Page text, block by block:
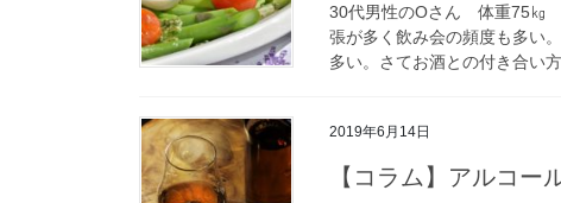
30代男性のOさん 体重75㎏
張が多く飲み会の頻度も多い
多い。さてお酒との付き合い
2019年6月14日
【コラム】アルコ